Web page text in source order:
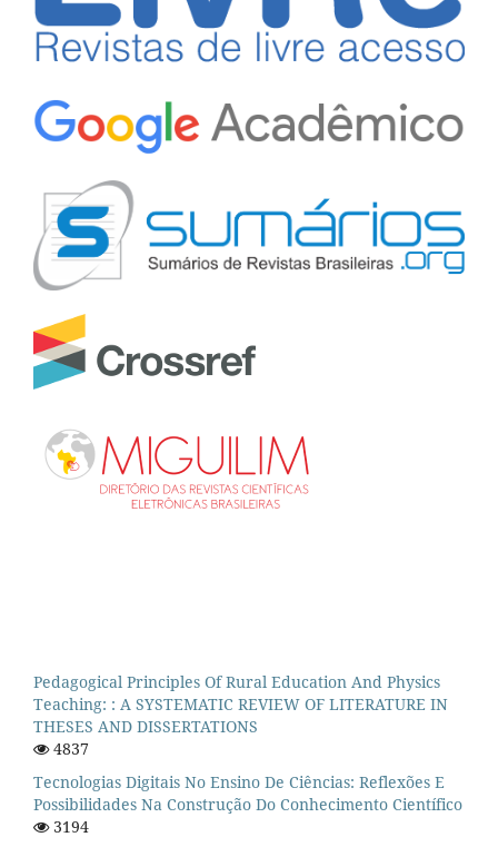
Pedagogical Principles Of Rural Education And Physics
Teaching: : A SYSTEMATIC REVIEW OF LITERATURE IN
THESES AND DISSERTATIONS
4837
Tecnologias Digitais No Ensino De Ciências: Reflexões E
Possibilidades Na Construção Do Conhecimento Científico
3194